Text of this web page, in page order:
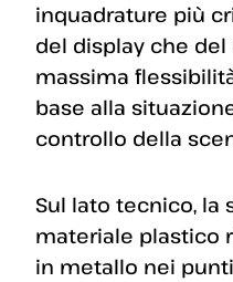
inquadrature più
del display che
massima
base alla
controllo della
Sul lato tecnico, la
materiale plastico
in metallo nei